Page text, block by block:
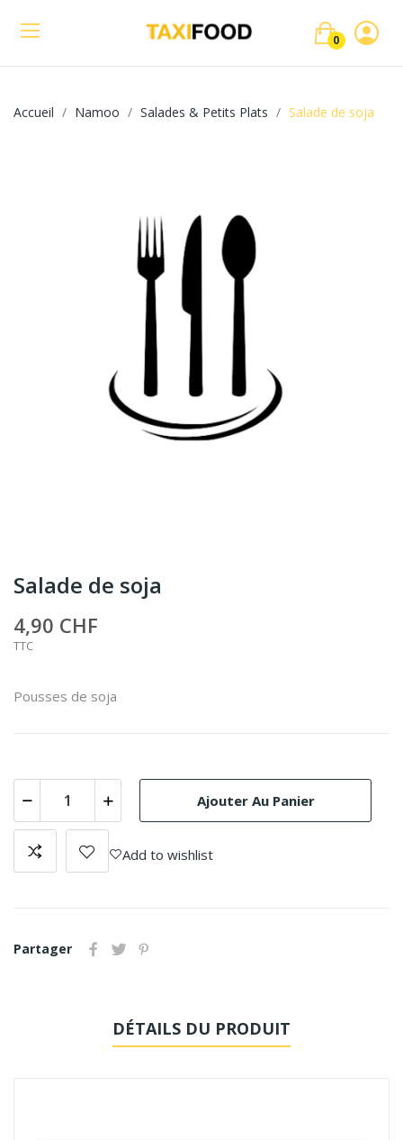
0
Accueil Namoo Salades & Petits Plats Salade de soja
Salade de soja
4,90 CHF
TTC
Pousses de soja
Ajouter Au Panier
Add to wishlist
Partager
DÉTAILS DU PRODUIT